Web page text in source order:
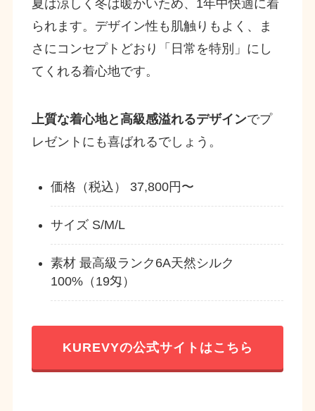
夏は涼しく冬は暖かいため、1年中快適に着
られます。デザイン性も肌触りもよく、ま
さにコンセプトどおり「日常を特別」にし
てくれる着心地です。
上質な着心地と高級感溢れるデザインでプ
レゼントにも喜ばれるでしょう。
価格（税込） 37,800円〜
サイズ S/M/L
素材 最高級ランク6A天然シルク
100%（19匁）
KUREVYの公式サイトはこちら